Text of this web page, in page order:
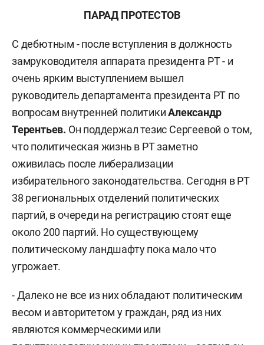
ПАРАД ПРОТЕСТОВ
С дебютным - после вступления в должность
замруководителя аппарата президента РТ - и
очень ярким выступлением вышел
руководитель департамента президента РТ по
вопросам внутренней политикиАлександр
Терентьев. Он поддержал тезис Сергеевой о том,
что политическая жизнь в РТ заметно
оживилась после либерализации
избирательного законодательства. Сегодня в РТ
38 региональных отделений политических
партий, в очереди на регистрацию стоят еще
около 200 партий. Но существующему
политическому ландшафту пока мало что
угрожает.
- Далеко не все из них обладают политическим
весом и авторитетом у граждан, ряд из них
являются коммерческими или